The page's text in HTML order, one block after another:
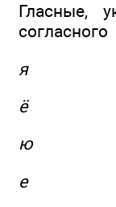
Гласные,
согласного
я
ё
ю
е